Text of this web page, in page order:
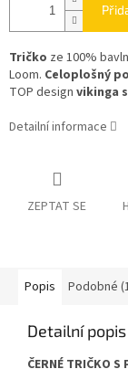
Tričko ze 100%
Loom. Celoplošný
TOP design vikinga
Detailní informace
ZEPTAT SE
Popis Podobné
Detailní
ČERNÉ TRIČKO